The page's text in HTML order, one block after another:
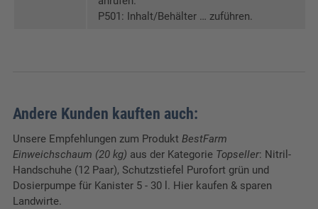
P501: Inhalt/Behälter … zuführen.
Andere Kunden kauften auch:
Unsere Empfehlungen zum Produkt BestFarm
Einweichschaum (20 kg) aus der Kategorie Topseller: Nitril-
Handschuhe (12 Paar), Schutzstiefel Purofort grün und
Dosierpumpe für Kanister 5 - 30 l. Hier kaufen & sparen
Landwirte.